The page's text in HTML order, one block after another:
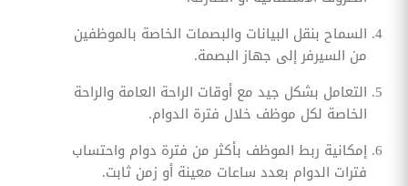
السماح بنقل البيانات والبصمات الخاصة بالموظفين
من السيرفر إلى جهاز البصمة.
التعامل بشكل جيد مع أوقات الراحة العامة والراحة
الخاصة لكل موظف خلال فترة الدوام.
إمكانية ربط الموظف بأكثر من فترة دوام واحتساب
فترات الدوام بعدد ساعات معينة أو زمن ثابت.